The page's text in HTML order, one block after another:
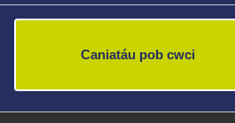
Caniatáu pob cwci
ambassadeurs myfyrwyr sydd â